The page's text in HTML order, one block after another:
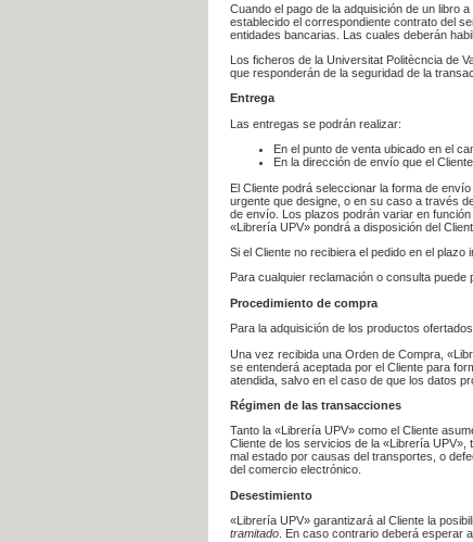
Cuando el pago de la adquisición de un libro
establecido el correspondiente contrato del
entidades bancarias. Las cuales deberán
Los ficheros de la Universitat Politècncia de
que responderán de la seguridad de la
Entrega
Las entregas se podrán realizar:
En el punto de venta ubicado en el
En la dirección de envío que el
El Cliente podrá seleccionar la forma de
urgente que designe, o en su caso a través
de envío. Los plazos podrán variar en
«Librería UPV» pondrá a disposición del
Si el Cliente no recibiera el pedido en el
Para cualquier reclamación o consulta
Procedimiento de compra
Para la adquisición de los productos
Una vez recibida una Orden de Compra,
se entenderá aceptada por el Cliente para
atendida, salvo en el caso de que los datos
Régimen de las transacciones
Tanto la «Librería UPV» como el Cliente
Cliente de los servicios de la «Librería
mal estado por causas del transportes, o
del comercio electrónico.
Desestimiento
«Librería UPV» garantizará al Cliente la
tramitado . En caso contrario deberá esperar